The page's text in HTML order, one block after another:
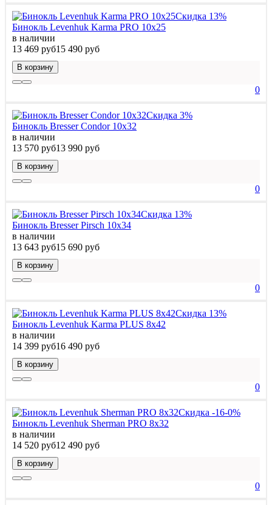
Скидка 13%
Бинокль Levenhuk Karma PRO 10x25
в наличии
13 469 руб15 490 руб
В корзину
0
Скидка 3%
Бинокль Bresser Condor 10x32
в наличии
13 570 руб13 990 руб
В корзину
0
Скидка 13%
Бинокль Bresser Pirsch 10x34
в наличии
13 643 руб15 690 руб
В корзину
0
Скидка 13%
Бинокль Levenhuk Karma PLUS 8x42
в наличии
14 399 руб16 490 руб
В корзину
0
Скидка -16-0%
Бинокль Levenhuk Sherman PRO 8x32
в наличии
14 520 руб12 490 руб
В корзину
0